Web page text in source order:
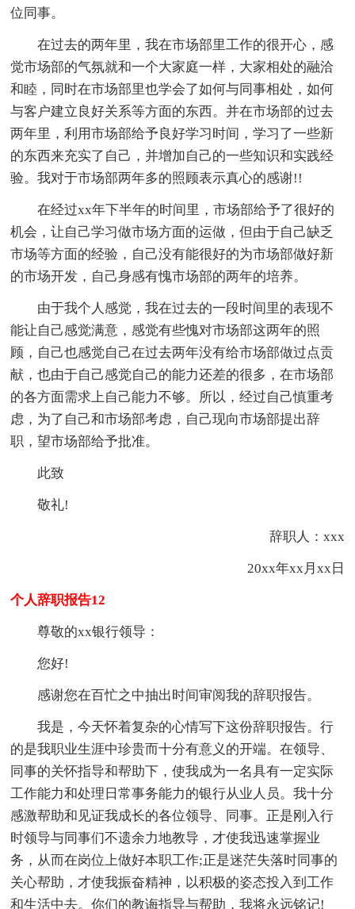
位同事。
在过去的两年里，我在市场部里工作的很开心，感
觉市场部的气氛就和一个大家庭一样，大家相处的融洽
和睦，同时在市场部里也学会了如何与同事相处，如何
与客户建立良好关系等方面的东西。并在市场部的过去
两年里，利用市场部给予良好学习时间，学习了一些新
的东西来充实了自己，并增加自己的一些知识和实践经
验。我对于市场部两年多的照顾表示真心的感谢!!
在经过xx年下半年的时间里，市场部给予了很好的
机会，让自己学习做市场方面的运做，但由于自己缺乏
市场等方面的经验，自己没有能很好的为市场部做好新
的市场开发，自己身感有愧市场部的两年的培养。
由于我个人感觉，我在过去的一段时间里的表现不
能让自己感觉满意，感觉有些愧对市场部这两年的照
顾，自己也感觉自己在过去两年没有给市场部做过点贡
献，也由于自己感觉自己的能力还差的很多，在市场部
的各方面需求上自己能力不够。所以，经过自己慎重考
虑，为了自己和市场部考虑，自己现向市场部提出辞
职，望市场部给予批准。
此致
敬礼!
辞职人：xxx
20xx年xx月xx日
个人辞职报告12
尊敬的xx银行领导：
您好!
感谢您在百忙之中抽出时间审阅我的辞职报告。
我是，今天怀着复杂的心情写下这份辞职报告。行
的是我职业生涯中珍贵而十分有意义的开端。在领导、
同事的关怀指导和帮助下，使我成为一名具有一定实际
工作能力和处理日常事务能力的银行从业人员。我十分
感激帮助和见证我成长的各位领导、同事。正是刚入行
时领导与同事们不遗余力地教导，才使我迅速掌握业
务，从而在岗位上做好本职工作;正是迷茫失落时同事的
关心帮助，才使我振奋精神，以积极的姿态投入到工作
和生活中去。你们的教诲指导与帮助，我将永远铭记!